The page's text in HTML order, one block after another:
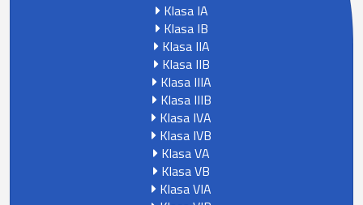
Klasa IA
Klasa IB
Klasa IIA
Klasa IIB
Klasa IIIA
Klasa IIIB
Klasa IVA
Klasa IVB
Klasa VA
Klasa VB
Klasa VIA